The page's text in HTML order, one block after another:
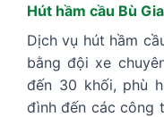
Hút hầm cầu Bù
Dịch vụ hút hầm
bằng đội xe
đến 30 khối, phù
đình đến các công